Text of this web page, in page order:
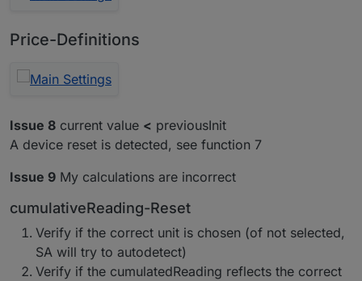
Price-Definitions
Issue 8 current value < previousInit
A device reset is detected, see function 7
Issue 9 My calculations are incorrect
cumulativeReading-Reset
Verify if the correct unit is chosen (of not selected,
SA will try to autodetect)
Verify if the cumulatedReading reflects the correct